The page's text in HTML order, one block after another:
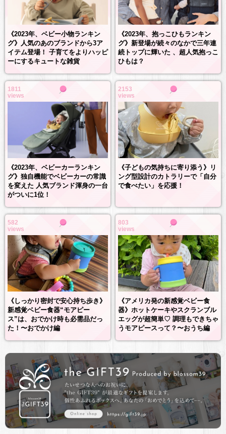
《2023年、ベビー小物ランキン
グ》人気のあのブランドから3ア
イテム登場！ 子育てをよりハッピ
ーにするキュートな雑貨
《2023年、抱っこひもランキン
グ》新登場が続々のなかで三年連
続トップに輝いた 、超人気抱っこ
ひもは？
1811
views
《2023年、ベビーカーランキン
グ》独自機能でベビーカーの常識
を変えた 人気ブランド渾身の一台
がついに1位！
2153
views
《子どもの気持ちに寄り添う》リ
ング型設計のカトラリーで「自分
で食べたい」を応援！
582
views
《しっかり密封で安心持ち歩き》
新感覚ベビー食器“モアピー
ス”は、おでかけ時も必需品だっ
た！〜おでかけ編
803
views
《アメリカ発の新感覚ベビー食
器》ホットケーキやスクランブル
エッグが超簡単♡ 調理もできちゃ
うモアピースって？〜おうち編